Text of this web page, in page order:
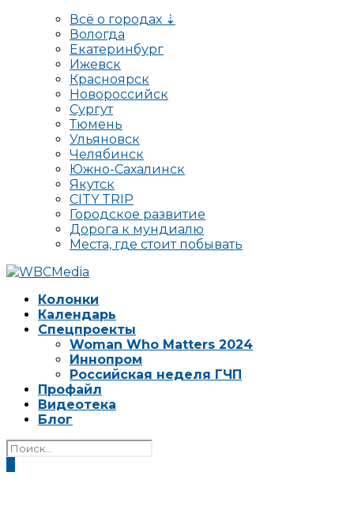
Всё о городах ⇣
Вологда
Екатеринбург
Ижевск
Красноярск
Новороссийск
Сургут
Тюмень
Ульяновск
Челябинск
Южно-Сахалинск
Якутск
CITY TRIP
Городское развитие
Дорога к мундиалю
Места, где стоит побывать
Колонки
Календарь
Спецпроекты
Woman Who Matters 2024
Иннопром
Российская неделя ГЧП
Профайл
Видеотека
Блог